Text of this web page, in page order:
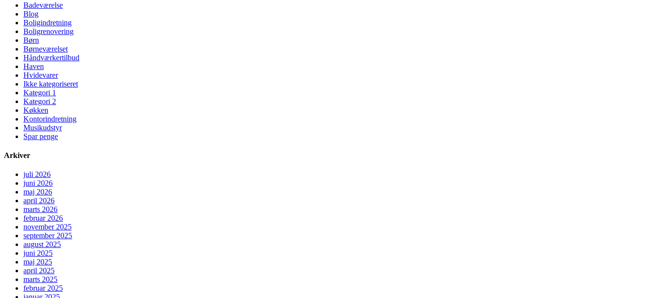
Badeværelse
Blog
Boligindretning
Boligrenovering
Børn
Børneværelset
Håndværkertilbud
Haven
Hvidevarer
Ikke kategoriseret
Kategori 1
Kategori 2
Køkken
Kontorindretning
Musikudstyr
Spar penge
Arkiver
juli 2026
juni 2026
maj 2026
april 2026
marts 2026
februar 2026
november 2025
september 2025
august 2025
juni 2025
maj 2025
april 2025
marts 2025
februar 2025